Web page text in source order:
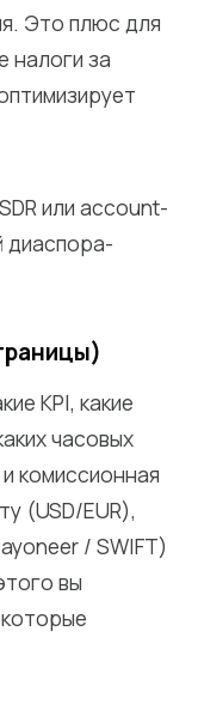
Это плюс для
налоги за
или account-
диаспора-
KPI, какие
часовых
комиссионная
(USD/EUR),
/ SWIFT)
вы